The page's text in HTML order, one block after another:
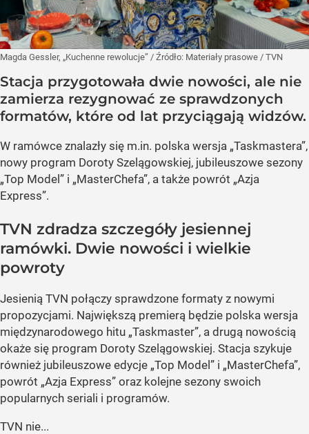
Magda Gessler, „Kuchenne rewolucje” / Źródło: Materiały prasowe / TVN
Stacja przygotowała dwie nowości, ale nie
zamierza rezygnować ze sprawdzonych
formatów, które od lat przyciągają widzów.
W ramówce znalazły się m.in. polska wersja „Taskmastera”,
nowy program Doroty Szelągowskiej, jubileuszowe sezony
„Top Model” i „MasterChefa”, a także powrót „Azja
Express”.
TVN zdradza szczegóły jesiennej
ramówki. Dwie nowości i wielkie
powroty
Jesienią TVN połączy sprawdzone formaty z nowymi
propozycjami. Największą premierą będzie polska wersja
międzynarodowego hitu „Taskmaster”, a drugą nowością
okaże się program Doroty Szelągowskiej. Stacja szykuje
również jubileuszowe edycje „Top Model” i „MasterChefa”,
powrót „Azja Express” oraz kolejne sezony swoich
popularnych seriali i programów.
TVN nie...